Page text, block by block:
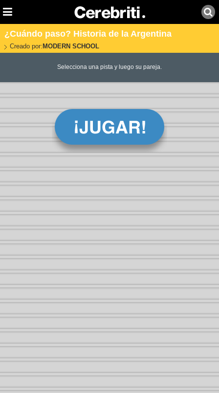
¿Cuándo paso? Historia de la Argentina
Creado por: MODERN SCHOOL
Selecciona una pista y luego su pareja.